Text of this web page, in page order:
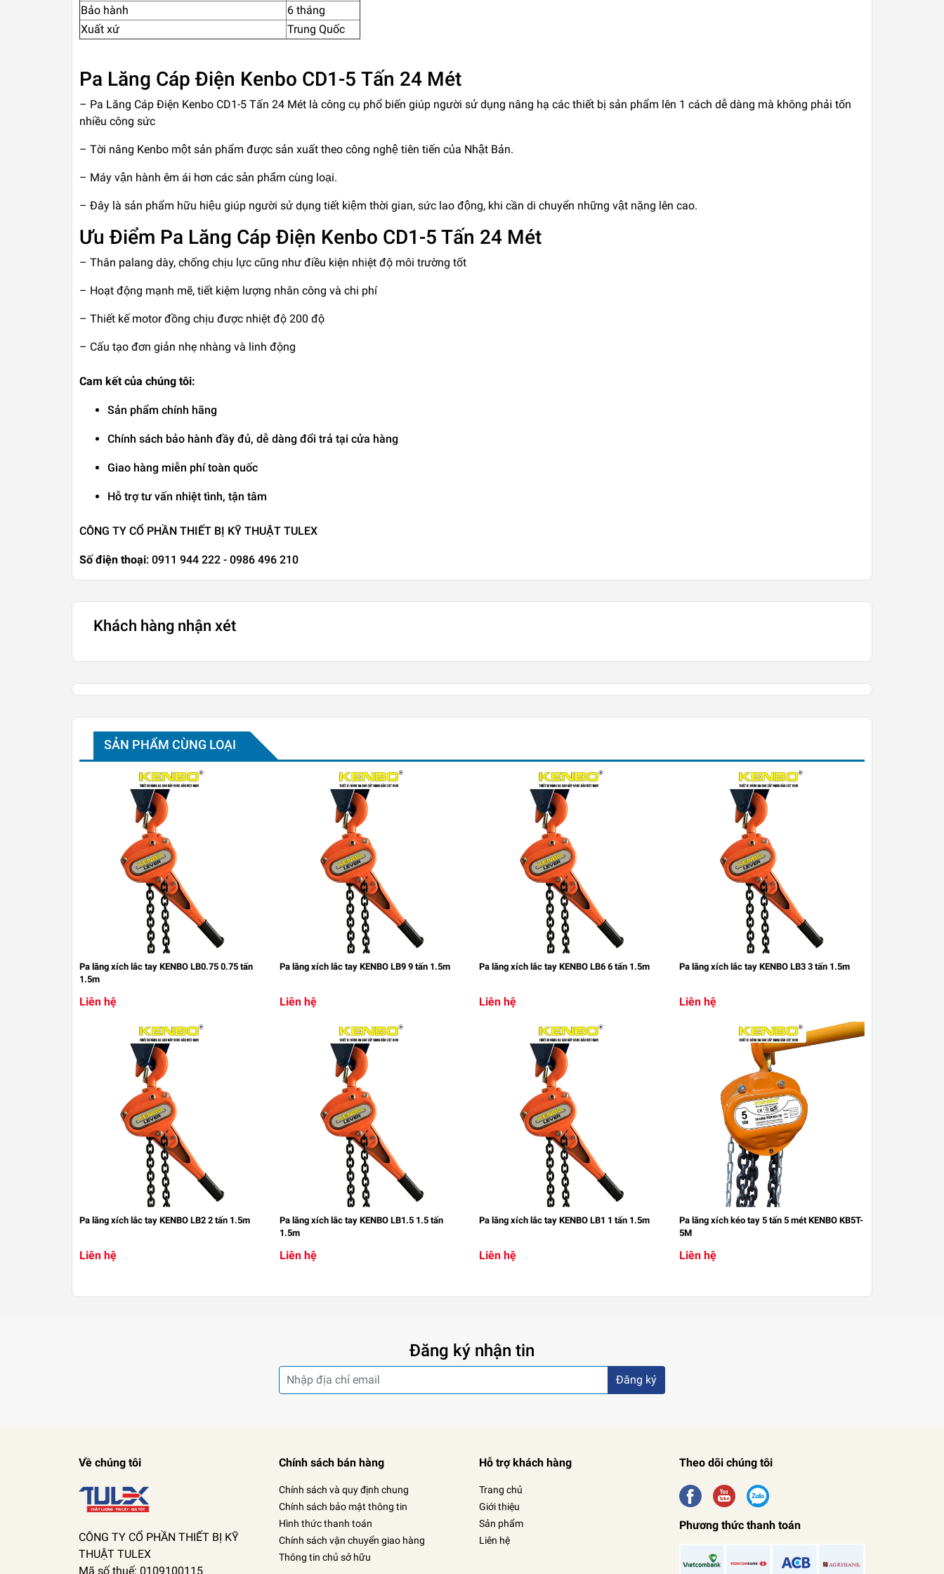
Bảo hành
6 tháng
Xuất xứ
Trung Quốc
Pa Lăng Cáp Điện Kenbo CD1-5 Tấn 24 Mét
– Pa Lăng Cáp Điện Kenbo CD1-5 Tấn 24 Mét là công cụ phổ biến giúp người sử dụng nâng hạ các thiết bị sản phẩm lên 1 cách dễ dàng mà không phải tốn
nhiều công sức
– Tời nâng Kenbo một sản phẩm được sản xuất theo công nghệ tiên tiến của Nhật Bản.
– Máy vận hành êm ái hơn các sản phẩm cùng loại.
– Đây là sản phẩm hữu hiệu giúp người sử dụng tiết kiệm thời gian, sức lao động, khi cần di chuyển những vật nặng lên cao.
Ưu Điểm Pa Lăng Cáp Điện Kenbo CD1-5 Tấn 24 Mét
– Thân palang dày, chống chịu lực cũng như điều kiện nhiệt độ môi trường tốt
– Hoạt động mạnh mẽ, tiết kiệm lượng nhân công và chi phí
– Thiết kế motor đồng chịu được nhiệt độ 200 độ
– Cấu tạo đơn giản nhẹ nhàng và linh động
Cam kết của chúng tôi:
Sản phẩm chính hãng
Chính sách bảo hành đầy đủ, dễ dàng đổi trả tại cửa hàng
Giao hàng miễn phí toàn quốc
Hỗ trợ tư vấn nhiệt tình, tận tâm
CÔNG TY CỔ PHẦN THIẾT BỊ KỸ THUẬT TULEX
Số điện thoại: 0911 944 222 - 0986 496 210
Khách hàng nhận xét
SẢN PHẨM CÙNG LOẠI
Pa lăng xích lắc tay KENBO LB0.75 0.75 tấn
1.5m
Liên hệ
Pa lăng xích lắc tay KENBO LB9 9 tấn 1.5m
Liên hệ
Pa lăng xích lắc tay KENBO LB6 6 tấn 1.5m
Liên hệ
Pa lăng xích lắc tay KENBO LB3 3 tấn 1.5m
Liên hệ
Pa lăng xích lắc tay KENBO LB2 2 tấn 1.5m
Liên hệ
Pa lăng xích lắc tay KENBO LB1.5 1.5 tấn
1.5m
Liên hệ
Pa lăng xích lắc tay KENBO LB1 1 tấn 1.5m
Liên hệ
Pa lăng xích kéo tay 5 tấn 5 mét KENBO KB5T-
5M
Liên hệ
Đăng ký nhận tin
Đăng ký
Về chúng tôi
CÔNG TY CỔ PHẦN THIẾT BỊ KỸ
THUẬT TULEX
Mã số thuế: 0109100115
Chính sách bán hàng
Chính sách và quy định chung
Chính sách bảo mật thông tin
Hình thức thanh toán
Chính sách vận chuyển giao hàng
Thông tin chủ sở hữu
Hỗ trợ khách hàng
Trang chủ
Giới thiệu
Sản phẩm
Liên hệ
Theo dõi chúng tôi
Phương thức thanh toán